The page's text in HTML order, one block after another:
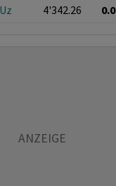
4'342.26